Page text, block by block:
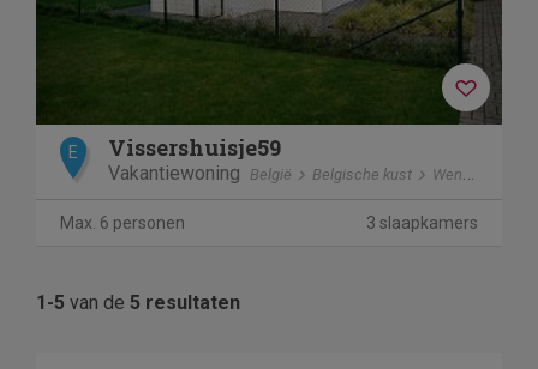
E Vissershuisje59
Vakantiewoning België Belgische kust Wenduine
Max. 6 personen 3 slaapkamers
1-5 van de 5 resultaten